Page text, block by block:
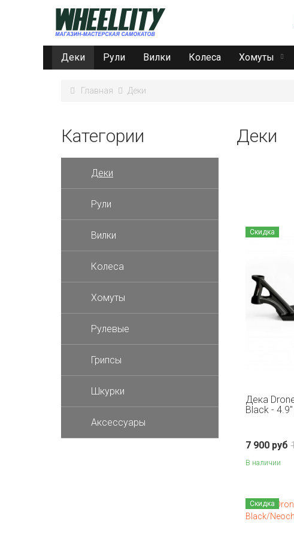
Деки Рули Вилки Колеса Хомуты
Главная Деки
Деки
Скидка
Дека
Black -
7 900 руб
В наличии
Скидка
Категории
Деки
Рули
Вилки
Колеса
Хомуты
Рулевые
Грипсы
Шкурки
Аксессуары